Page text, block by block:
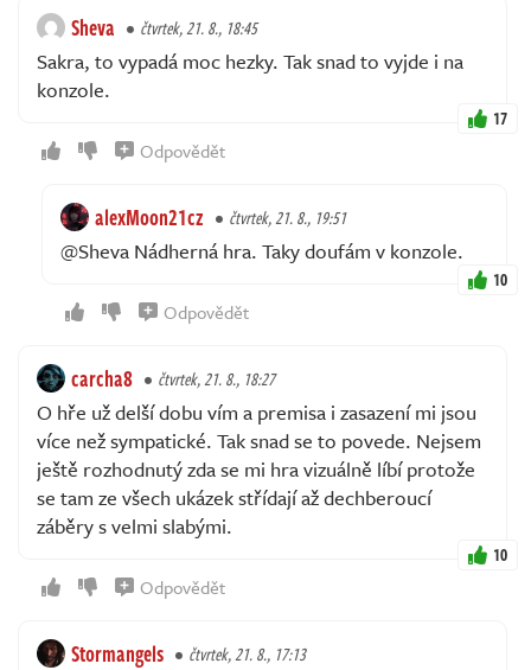
Sheva čtvrtek, 21. 8., 18:45
Sakra, to vypadá moc hezky. Tak snad to vyjde i na
konzole.
17
Odpovědět
alexMoon21cz čtvrtek, 21. 8., 19:51
@Sheva Nádherná hra. Taky doufám v konzole.
10
Odpovědět
carcha8 čtvrtek, 21. 8., 18:27
O hře už delší dobu vím a premisa i zasazení mi jsou
více než sympatické. Tak snad se to povede. Nejsem
ještě rozhodnutý zda se mi hra vizuálně líbí protože
se tam ze všech ukázek střídají až dechberoucí
záběry s velmi slabými.
10
Odpovědět
Stormangels čtvrtek, 21. 8., 17:13